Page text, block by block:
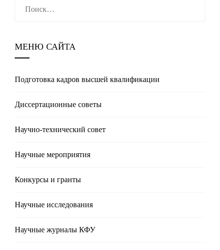
МЕНЮ САЙТА
Подготовка кадров высшей квалификации
Диссертационные советы
Научно-технический совет
Научные мероприятия
Конкурсы и гранты
Научные исследования
Научные журналы КФУ